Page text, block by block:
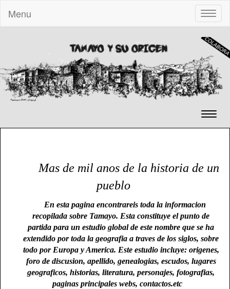
Toggle
Menu
Toggle
Mas de mil anos de la historia de un
pueblo
En esta pagina encontrareis toda la informacion
recopilada sobre Tamayo. Esta constituye el punto de
partida para un estudio global de este nombre que se ha
extendido por toda la geografia a traves de los siglos, sobre
todo por Europa y America. Este estudio incluye: origenes,
foro de discusion, apellido, genealogias, escudos, lugares
geograficos, historias, literatura, personajes, fotografias,
paginas principales webs, contactos.etc